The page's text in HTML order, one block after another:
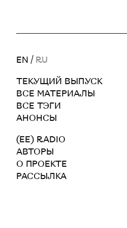
EN / RU
ТЕКУЩИЙ ВЫПУСК
ВСЕ МАТЕРИАЛЫ
ВСЕ ТЭГИ
АНОНСЫ
(EE) RADIO
АВТОРЫ
О ПРОЕКТЕ
РАССЫЛКА